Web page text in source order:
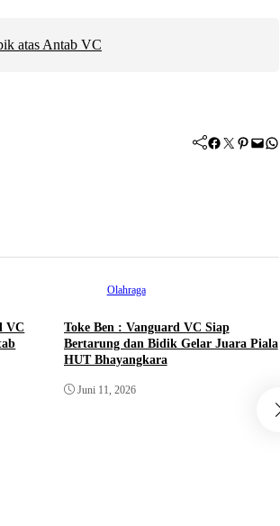
atas Antab VC
Facebook Twitter Pinterest Mail WhatsApp
VC
Olahraga
Toke Ben : Vanguard VC Siap
Bertarung dan Bidik Gelar Juara Piala
HUT Bhayangkara
Juni 11, 2026